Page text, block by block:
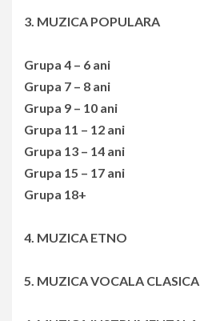
3. MUZICA POPULARA
Grupa 4 – 6 ani
Grupa 7 – 8 ani
Grupa 9 – 10 ani
Grupa 11 – 12 ani
Grupa 13 – 14 ani
Grupa 15 – 17 ani
Grupa 18+
4. MUZICA ETNO
5. MUZICA VOCALA CLASICA